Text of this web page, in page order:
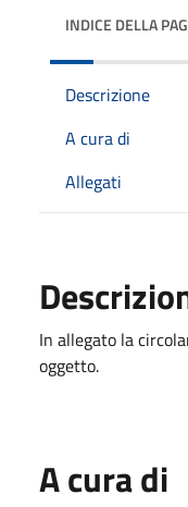
INDICE DELLA
Descrizione
A cura di
Allegati
In allegato la
oggetto.
A cura di